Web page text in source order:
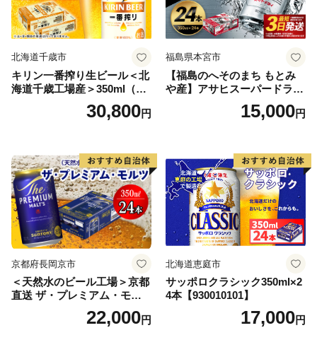
北海道千歳市
キリン一番搾り生ビール＜北
海道千歳工場産＞350ml（24
30,800円
福島県本宮市
【福島のへそのまち もとみ
や産】アサヒスーパードライ
350ml×24本 合計8.4L 1ケー
ス アルコール度数5% 缶ビー
口 送料無料 カメイ 本宮市
【07214-0206】
15,000円
京都府長岡京市
＜天然水のビール工場＞京都
直送 ザ・プレミアム・モル
ツ 350ml×24本 プレモル [149
22,000円
北海道恵庭市
サッポロクラシック350ml×2
4本【930010101】
17,000円